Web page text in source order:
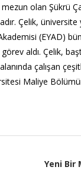
olan Şükrü
Çelik, üniversite
(EYAD)
aldı. Çelik,
çalışan
Maliye
Yeni Bir